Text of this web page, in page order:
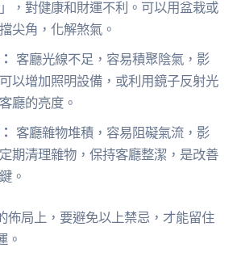
」，對健康和財運不利。可以用盆栽或
尖角，化解煞氣。
客廳光線不足，容易積聚陰氣，影
以增加照明設備，或利用鏡子反射光
廳的亮度。
客廳雜物堆積，容易阻礙氣流，影
期清理雜物，保持客廳整潔，是改善
。
佈局上，要避免以上禁忌，才能留住
。